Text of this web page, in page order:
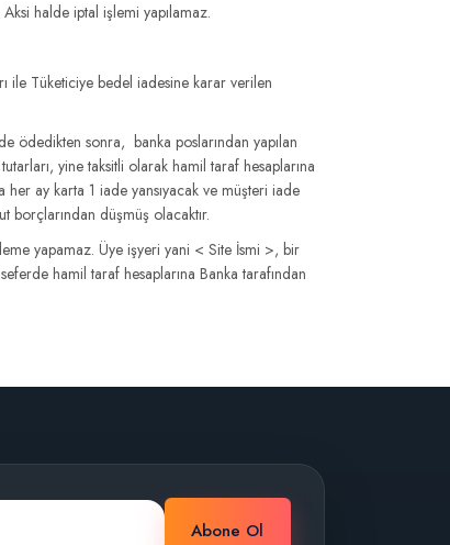
halde iptal işlemi yapılamaz.
ile Tüketiciye bedel iadesine karar verilen
ödedikten sonra, banka poslarından yapılan
yine taksitli olarak hamil taraf hesaplarına
her ay karta 1 iade yansıyacak ve müşteri iade
borçlarından düşmüş olacaktır.
yapamaz. Üye işyeri yani < Site İsmi >, bir
hamil taraf hesaplarına Banka tarafından
Abone Ol